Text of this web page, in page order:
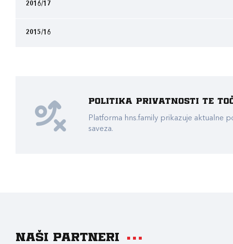
2016/17
2015/16
Politika privatnosti te
Platforma hns.family prikazuje aktualne
saveza.
Naši partneri